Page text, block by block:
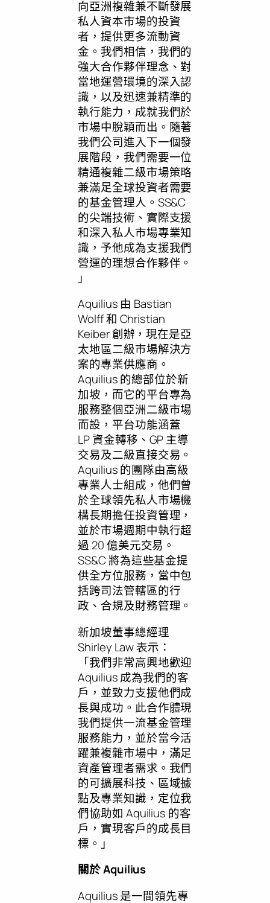
向亞洲複雜兼不斷發展
私人資本市場的投資
者，提供更多流動資
金。我們相信，我們的
強大合作夥伴理念、對
當地運營環境的深入認
識，以及迅速兼精準的
執行能力，成就我們於
市場中脫穎而出。隨著
我們公司進入下一個發
展階段，我們需要一位
精通複雜二級市場策略
兼滿足全球投資者需要
的基金管理人。SS&C
的尖端技術、實際支援
和深入私人市場專業知
識，予他成為支援我們
營運的理想合作夥伴。
」
Aquilius 由 Bastian
Wolff和 Christian
Keiber創辦，現在是亞
太地區二級市場解決方
案的專業供應商。
Aquilius 的總部位於新
加坡，而它的平台專為
服務整個亞洲二級市場
而設，平台功能涵蓋
LP 資金轉移、GP 主導
交易及二級直接交易。
Aquilius 的團隊由高級
專業人士組成，他們曾
於全球領先私人市場機
構長期擔任投資管理，
並於市場週期中執行超
過 20 億美元交易。
SS&C 將為這些基金提
供全方位服務，當中包
括跨司法管轄區的行
政、合規及財務管理。
新加坡董事總經理
Shirley Law表示：
「我們非常高興地歡迎
Aquilius 成為我們的客
戶，並致力支援他們成
長與成功。此合作體現
我們提供一流基金管理
服務能力，並於當今活
躍兼複雜市場中，滿足
資產管理者需求。我們
的可擴展科技、區域據
點及專業知識，定位我
們協助如 Aquilius 的客
戶，實現客戶的成長目
標。」
關於 Aquilius
Aquilius 是一間領先專